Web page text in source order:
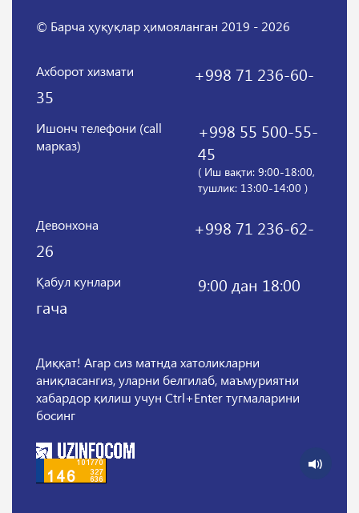
© Барча ҳуқуқлар ҳимояланган 2019 - 2026
Ахборот хизмати
+998 71 236-60-
35
Ишонч телефони (call
марказ)
+998 55 500-55-
45
( Иш вақти: 9:00-18:00,
тушлик: 13:00-14:00 )
Девонхона
+998 71 236-62-
26
Қабул кунлари
9:00 дан 18:00
гача
Диққат! Агар сиз матнда хатоликларни
аниқласангиз, уларни белгилаб, маъмуриятни
хабардор қилиш учун Ctrl+Enter тугмаларини
босинг